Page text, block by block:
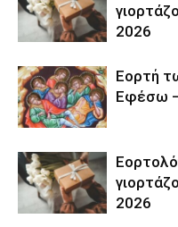
2026
Εορτή
Εφέσω –
2026